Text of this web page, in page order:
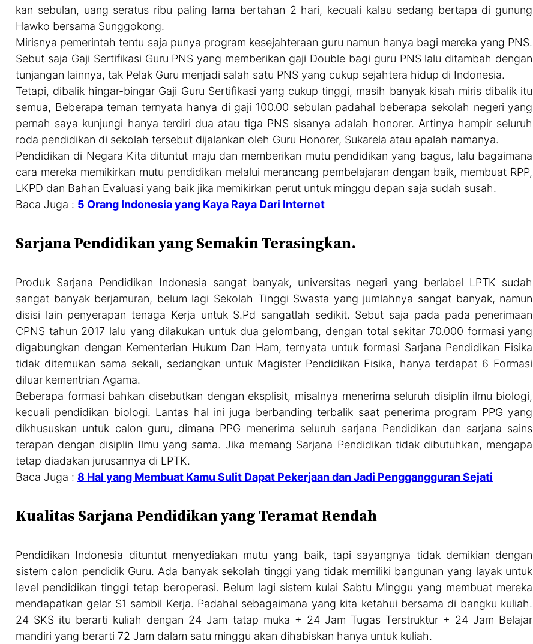
kan sebulan, uang seratus ribu paling lama bertahan 2 hari, kecuali kalau sedang bertapa di gunung
Hawko bersama Sunggokong.
Mirisnya pemerintah tentu saja punya program kesejahteraan guru namun hanya bagi mereka yang PNS.
Sebut saja Gaji Sertifikasi Guru PNS yang memberikan gaji Double bagi guru PNS lalu ditambah dengan
tunjangan lainnya, tak Pelak Guru menjadi salah satu PNS yang cukup sejahtera hidup di Indonesia.
Tetapi, dibalik hingar-bingar Gaji Guru Sertifikasi yang cukup tinggi, masih banyak kisah miris dibalik itu
semua, Beberapa teman ternyata hanya di gaji 100.00 sebulan padahal beberapa sekolah negeri yang
pernah saya kunjungi hanya terdiri dua atau tiga PNS sisanya adalah honorer. Artinya hampir seluruh
roda pendidikan di sekolah tersebut dijalankan oleh Guru Honorer, Sukarela atau apalah namanya.
Pendidikan di Negara Kita dituntut maju dan memberikan mutu pendidikan yang bagus, lalu bagaimana
cara mereka memikirkan mutu pendidikan melalui merancang pembelajaran dengan baik, membuat RPP,
LKPD dan Bahan Evaluasi yang baik jika memikirkan perut untuk minggu depan saja sudah susah.
Baca Juga : 5 Orang Indonesia yang Kaya Raya Dari Internet
Sarjana Pendidikan yang Semakin Terasingkan.
Produk Sarjana Pendidikan Indonesia sangat banyak, universitas negeri yang berlabel LPTK sudah
sangat banyak berjamuran, belum lagi Sekolah Tinggi Swasta yang jumlahnya sangat banyak, namun
disisi lain penyerapan tenaga Kerja untuk S.Pd sangatlah sedikit. Sebut saja pada pada penerimaan
CPNS tahun 2017 lalu yang dilakukan untuk dua gelombang, dengan total sekitar 70.000 formasi yang
digabungkan dengan Kementerian Hukum Dan Ham, ternyata untuk formasi Sarjana Pendidikan Fisika
tidak ditemukan sama sekali, sedangkan untuk Magister Pendidikan Fisika, hanya terdapat 6 Formasi
diluar kementrian Agama.
Beberapa formasi bahkan disebutkan dengan eksplisit, misalnya menerima seluruh disiplin ilmu biologi,
kecuali pendidikan biologi. Lantas hal ini juga berbanding terbalik saat penerima program PPG yang
dikhususkan untuk calon guru, dimana PPG menerima seluruh sarjana Pendidikan dan sarjana sains
terapan dengan disiplin Ilmu yang sama. Jika memang Sarjana Pendidikan tidak dibutuhkan, mengapa
tetap diadakan jurusannya di LPTK.
Baca Juga : 8 Hal yang Membuat Kamu Sulit Dapat Pekerjaan dan Jadi Penggangguran Sejati
Kualitas Sarjana Pendidikan yang Teramat Rendah
Pendidikan Indonesia dituntut menyediakan mutu yang baik, tapi sayangnya tidak demikian dengan
sistem calon pendidik Guru. Ada banyak sekolah tinggi yang tidak memiliki bangunan yang layak untuk
level pendidikan tinggi tetap beroperasi. Belum lagi sistem kulai Sabtu Minggu yang membuat mereka
mendapatkan gelar S1 sambil Kerja. Padahal sebagaimana yang kita ketahui bersama di bangku kuliah.
24 SKS itu berarti kuliah dengan 24 Jam tatap muka + 24 Jam Tugas Terstruktur + 24 Jam Belajar
mandiri yang berarti 72 Jam dalam satu minggu akan dihabiskan hanya untuk kuliah.